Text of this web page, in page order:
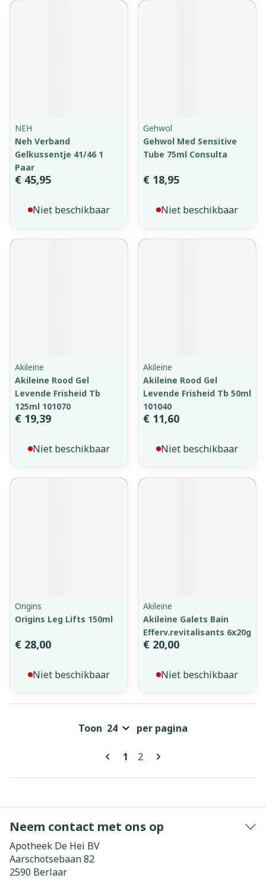
NEH
Neh Verband
Gelkussentje 41/46 1
Paar
€ 45,95
Niet beschikbaar
Gehwol
Gehwol Med Sensitive
Tube 75ml Consulta
€ 18,95
Niet beschikbaar
Akileine
Akileine Rood Gel
Levende Frisheid Tb
125ml 101070
€ 19,39
Niet beschikbaar
Akileine
Akileine Rood Gel
Levende Frisheid Tb 50ml
101040
€ 11,60
Niet beschikbaar
Origins
Origins Leg Lifts 150ml
€ 28,00
Niet beschikbaar
Akileine
Akileine Galets Bain
Efferv.revitalisants 6x20g
€ 20,00
Niet beschikbaar
Pagina's
U lees momenteel pagina
1 Pagina
2
Toon per pagina
Neem contact met ons op
Apotheek De Hei BV
Aarschotsebaan 82
2590 Berlaar